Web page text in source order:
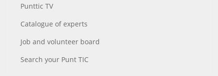
Punttic TV
Catalogue of experts
Job and volunteer board
Search your Punt TIC